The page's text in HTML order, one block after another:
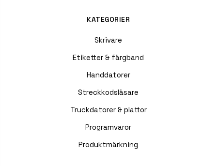
KATEGORIER
Skrivare
Etiketter & färgband
Handdatorer
Streckkodsläsare
Truckdatorer & plattor
Programvaror
Produktmärkning